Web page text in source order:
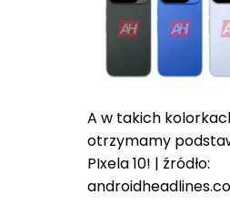
A w takich
otrzymamy
PIxela 10! | źródło: